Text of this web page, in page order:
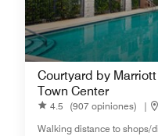
Courtyard by
Town Center
4.5 (907 opiniones) |
Walking distance to shops/